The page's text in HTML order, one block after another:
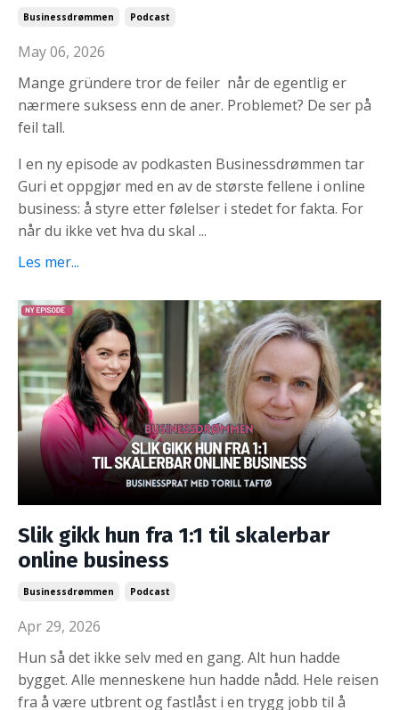
Businessdrømmen Podcast
May 06, 2026
Mange gründere tror de feiler når de egentlig er
nærmere suksess enn de aner. Problemet? De ser på
feil tall.
I en ny episode av podkasten Businessdrømmen tar
Guri et oppgjør med en av de største fellene i online
business: å styre etter følelser i stedet for fakta. For
når du ikke vet hva du skal ...
Les mer...
Slik gikk hun fra 1:1 til skalerbar
online business
Businessdrømmen Podcast
Apr 29, 2026
Hun så det ikke selv med en gang. Alt hun hadde
bygget. Alle menneskene hun hadde nådd. Hele reisen
fra å være utbrent og fastlåst i en trygg jobb til å